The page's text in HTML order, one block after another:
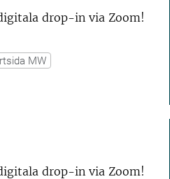
drop-in via Zoom!
MW
drop-in via Zoom!